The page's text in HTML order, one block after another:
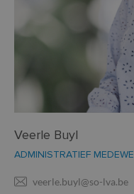
Veerle Buyl
ADMINISTRATIEF
veerle.buyl@so-lva.be